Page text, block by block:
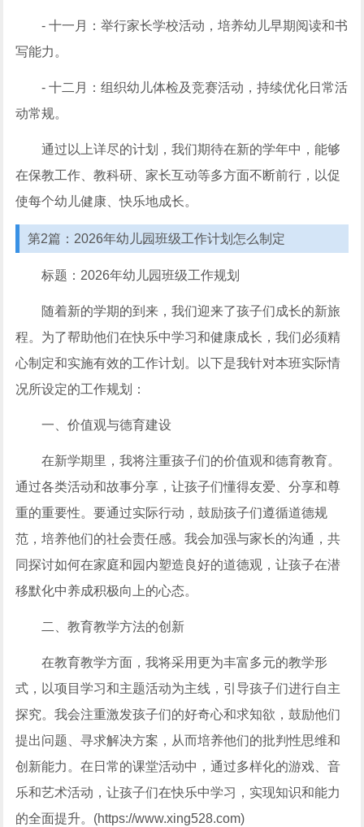
- 十一月：举行家长学校活动，培养幼儿早期阅读和书
写能力。
- 十二月：组织幼儿体检及竞赛活动，持续优化日常活
动常规。
通过以上详尽的计划，我们期待在新的学年中，能够
在保教工作、教科研、家长互动等多方面不断前行，以促
使每个幼儿健康、快乐地成长。
第2篇：2026年幼儿园班级工作计划怎么制定
标题：2026年幼儿园班级工作规划
随着新的学期的到来，我们迎来了孩子们成长的新旅
程。为了帮助他们在快乐中学习和健康成长，我们必须精
心制定和实施有效的工作计划。以下是我针对本班实际情
况所设定的工作规划：
一、价值观与德育建设
在新学期里，我将注重孩子们的价值观和德育教育。
通过各类活动和故事分享，让孩子们懂得友爱、分享和尊
重的重要性。要通过实际行动，鼓励孩子们遵循道德规
范，培养他们的社会责任感。我会加强与家长的沟通，共
同探讨如何在家庭和园内塑造良好的道德观，让孩子在潜
移默化中养成积极向上的心态。
二、教育教学方法的创新
在教育教学方面，我将采用更为丰富多元的教学形
式，以项目学习和主题活动为主线，引导孩子们进行自主
探究。我会注重激发孩子们的好奇心和求知欲，鼓励他们
提出问题、寻求解决方案，从而培养他们的批判性思维和
创新能力。在日常的课堂活动中，通过多样化的游戏、音
乐和艺术活动，让孩子们在快乐中学习，实现知识和能力
的全面提升。(https://www.xing528.com)